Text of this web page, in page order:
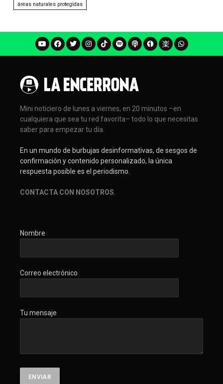
áreas naturales protegidas
Mini noticiero de lunes a viernes, en 20 minutos –en
cualquiera que sea tu red favorita– todo lo que necesitas
saber para empezar tu día.
En un mundo de burbujas desinformativas, de sesgos de
confirmación y contenido personalizado, la única
respuesta posible es el periodismo.
CONTACTA CON NOSOTROS
Nombre
Correo electrónico
Tu mensaje